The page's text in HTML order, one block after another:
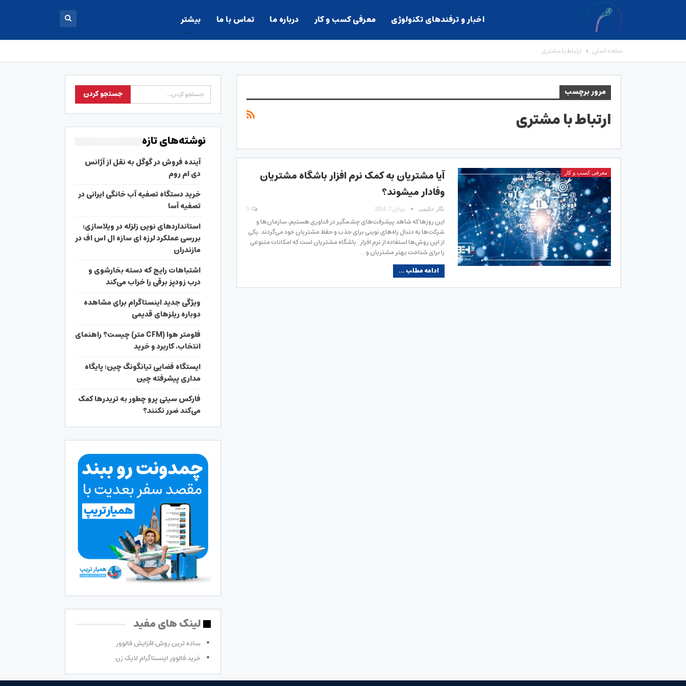
اخبار و ترفندهای تکنولوژی معرفی کسب و کار درباره ما تماس با ما بیشتر
صفحه اصلی ارتباط با مشتری
مرور برچسب
ارتباط با مشتری
معرفی کسب و کار
آیا مشتریان به کمک نرم افزار باشگاه مشتریان
وفادار میشوند؟
نگار حکیمی جولای 7, 2024
این روزها که شاهد پیشرفت‌های چشمگیر در فناوری هستیم، سازمان‌ها و
شرکت‌ها به دنبال راه‌های نوینی برای جذب و حفظ مشتریان خود می‌گردند. یکی
از این روش‌ها استفاده از نرم ‌افزار باشگاه مشتریان است که امکانات متنوعی
را برای شناخت بهتر مشتریان و…
ادامه مطلب ...
نوشته‌های تازه
آینده فروش در گوگل به نقل از آژانس
دی ام روم
خرید دستگاه تصفیه آب خانگی ایرانی در
تصفیه آسا
استانداردهای نوین زلزله در ویلاسازی؛
بررسی عملکرد لرزه ای سازه ال اس اف در
مازندران
اشتباهات رایج که دسته بخارشوی و
درب زودپز برقی را خراب می‌کند
ویژگی جدید اینستاگرام برای مشاهده
دوباره ریلزهای قدیمی
فلومتر هوا (CFM متر) چیست؟ راهنمای
انتخاب، کاربرد و خرید
ایستگاه فضایی تیانگونگ چین؛ پایگاه
مداری پیشرفته چین
فارکس سیتی پرو چطور به تریدرها کمک
می‌کند ضرر نکنند؟
لینک های مفید
ساده ترین روش افزایش فالوور
خرید فالوور اینستاگرام لایک زن